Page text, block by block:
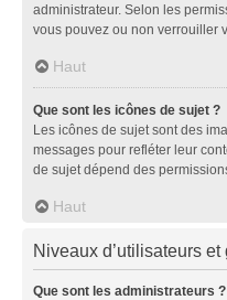
administrateur. Selon les
vous pouvez ou non verrouiller
Haut
Que sont les icônes de sujet ?
Les icônes de sujet sont des
messages pour refléter leur
de sujet dépend des
Haut
Niveaux d’utilisateurs et
Que sont les administrateurs ?